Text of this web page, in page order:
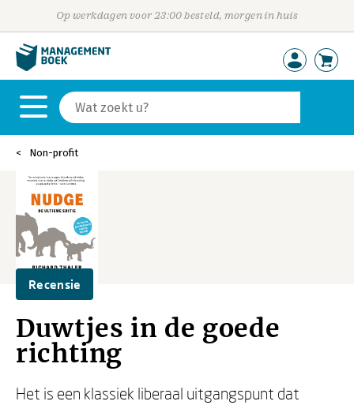
Op werkdagen voor 23:00 besteld, morgen in huis
Non-profit
Recensie
Duwtjes in de goede
richting
Het is een klassiek liberaal uitgangspunt dat